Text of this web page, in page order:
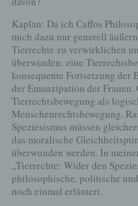
Kaplan: Da ich Caffos
mich dazu nur generell
Tierrechte zu verwirklichen
überwinden: eine
konsequente Fortsetzung der
der Emanzipation der
Tierrechtsbewegung als
Menschenrechtsbewegung.
Speziesismus müssen
das moralische
überwunden werden. In
„Tierrechte: Wider den
philosophische, politische
noch einmal erläutert.
Service-Provider (ISP) der
gespeichert. Die Speicherung
Hintergrund, dass nur so der
verhindert werden kann, und
ermöglichen, begangene
die Speicherung dieser Daten
Verarbeitung Verantwortlichen
dieser Daten an Dritte erfolgt
keine gesetzliche Pflicht zur
Weitergabe der Strafverfolgung
Die Registrierung der
Angabe personenbezogener
Verarbeitung Verantwortlichen
Inhalte oder Leistungen
der Sache nur registrierten
können. Registrierten
bei der Registrierung
Daten jederzeit abzuändern
Datenbestand des für die
löschen zu lassen.